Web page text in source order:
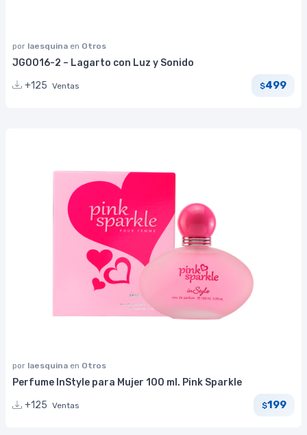
por laesquina en Otros
JG0016-2 – Lagarto con Luz y Sonido
+125 Ventas $499
por laesquina en Otros
Perfume InStyle para Mujer 100 ml. Pink Sparkle
+125 Ventas $199